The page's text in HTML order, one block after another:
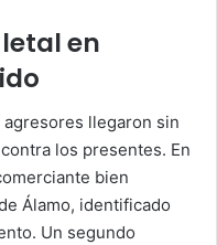
en
llegaron sin
los presentes. En
bien
Álamo, identificado
Un segundo